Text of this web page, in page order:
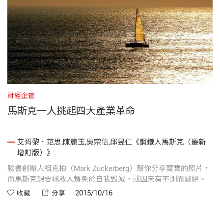
財經企管
馬斯克一人挑起四大產業革命
艾胥黎．范思,陳麗玉,吳宗信,邱昱仁《鋼鐵人馬斯克（最新
增訂版）》
臉書創辦人祖克柏（Mark Zuckerberg）幫你分享寶寶的照片，
而馬斯克想要拯救人類免於自我毀滅，或因天有不測而滅絕。
收藏 分享 2015/10/16